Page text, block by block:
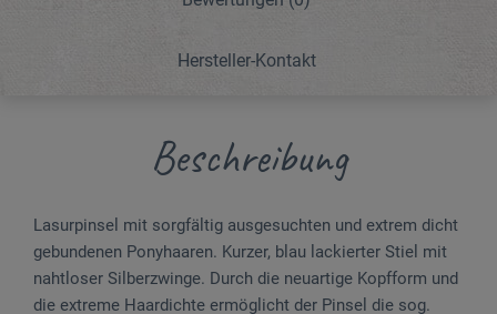
Hersteller-Kontakt
Beschreibung
Lasurpinsel mit sorgfältig ausgesuchten und extrem dicht
gebundenen Pony­haaren. Kurzer, blau lackierter Stiel mit
naht­loser Silberzwinge. Durch die neuartige Kopf­form und
die extreme Haar­dichte ermöglicht der Pinsel die sog.